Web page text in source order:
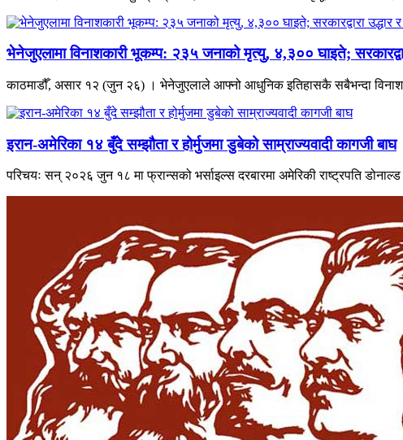
भेनेजुएलामा विनाशकारी भूकम्प: २३५ जनाको मृत्यु, ४,३०० घाइते;
काठमाडौँ, असार १२ (जुन २६) । भेनेजुएलाले आफ्नो आधुनिक इतिहासकै सबैभन्दा
इरान-अमेरिका १४ बुँदे सम्झौता र होर्मुजमा डुबेको साम्राज्यवादी कागजी बाघ
परिचयः सन् २०२६ जुन १८ मा फ्रान्सको भर्साइल्स दरबारमा अमेरिकी राष्ट्रपति